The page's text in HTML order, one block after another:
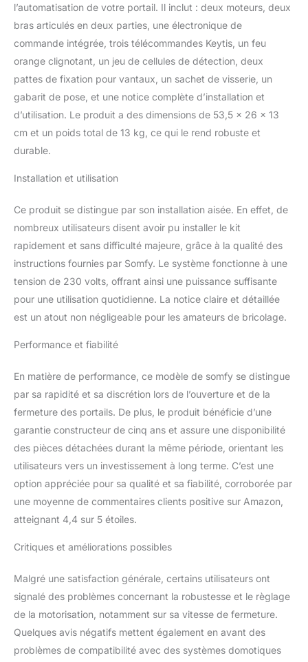
déjà pré-programmées,
et le bornier débrochable
facilite le câblage Une
installation sécurisée : le
moteur Lockyvia intègre
une détection
photocellules. Lorsqu'un
obstacle est détecté, le
vous pouvez
déverrouiller
avec une clef. Le feu
orange contenu dans le
pack est obligatoire en
cas de portail automatisé
chaussée, il signale à
Fabriqué en France
l’automatisation de votre portail. Il inclut : deux moteurs, deux
bras articulés en deux parties, une électronique de
commande intégrée, trois télécommandes Keytis, un feu
orange clignotant, un jeu de cellules de détection, deux
pattes de fixation pour vantaux, un sachet de visserie, un
gabarit de pose, et une notice complète d’installation et
d’utilisation. Le produit a des dimensions de 53,5 x 26 x 13
cm et un poids total de 13 kg, ce qui le rend robuste et
durable.
Installation et utilisation
Ce produit se distingue par son installation aisée. En effet, de
nombreux utilisateurs disent avoir pu installer le kit
rapidement et sans difficulté majeure, grâce à la qualité des
instructions fournies par Somfy. Le système fonctionne à une
tension de 230 volts, offrant ainsi une puissance suffisante
pour une utilisation quotidienne. La notice claire et détaillée
est un atout non négligeable pour les amateurs de bricolage.
Performance et fiabilité
En matière de performance, ce modèle de somfy se distingue
par sa rapidité et sa discrétion lors de l’ouverture et de la
fermeture des portails. De plus, le produit bénéficie d’une
garantie constructeur de cinq ans et assure une disponibilité
des pièces détachées durant la même période, orientant les
utilisateurs vers un investissement à long terme. C’est une
option appréciée pour sa qualité et sa fiabilité, corroborée par
une moyenne de commentaires clients positive sur Amazon,
atteignant 4,4 sur 5 étoiles.
Critiques et améliorations possibles
Malgré une satisfaction générale, certains utilisateurs ont
signalé des problèmes concernant la robustesse et le règlage
de la motorisation, notamment sur sa vitesse de fermeture.
Quelques avis négatifs mettent également en avant des
problèmes de compatibilité avec des systèmes domotiques